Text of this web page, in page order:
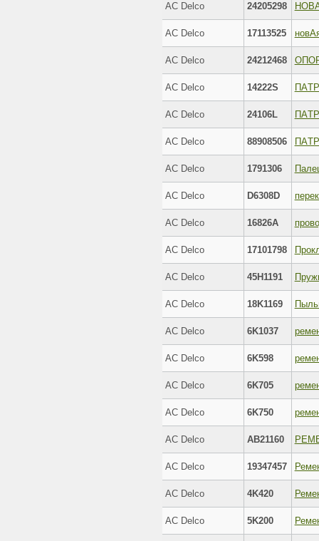
AC Delco 24205298
AC Delco 17113525
AC Delco 24212468
AC Delco 14222S
AC Delco 24106L
AC Delco 88908506
AC Delco 1791306
AC Delco D6308D
AC Delco 16826A
AC Delco 17101798
AC Delco 45H1191
AC Delco 18K1169
AC Delco 6K1037
AC Delco 6K598
AC Delco 6K705
AC Delco 6K750
AC Delco AB21160
AC Delco 19347457
AC Delco 4K420
AC Delco 5K200